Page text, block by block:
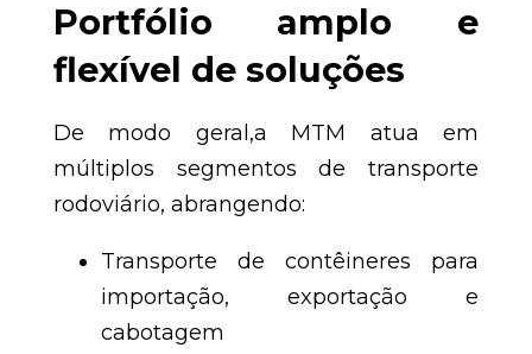
Portfólio amplo e
flexível de soluções
De modo geral,a MTM atua em
múltiplos segmentos de transporte
rodoviário, abrangendo:
Transporte de contêineres para
importação, exportação e
cabotagem